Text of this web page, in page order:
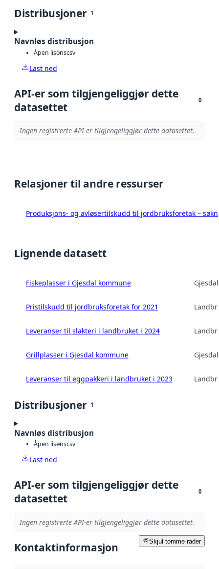
Distribusjoner 1
Navnløs distribusjon
Åpen lisenscsv
Last ned
API-er som tilgjengeliggjør dette
datasettet
0
Ingen registrerte API-er tilgjengeliggjør dette datasettet.
Relasjoner til andre ressurser
Produksjons- og avløsertilskudd til jordbruksforetak –
Lignende datasett
Fiskeplasser i Gjesdal kommune
Pristilskudd til jordbruksforetak for 2021
Leveranser til slakteri i landbruket i 2024
Grillplasser i Gjesdal kommune
Leveranser til eggpakkeri i landbruket i 2023
Distribusjoner 1
Navnløs distribusjon
Åpen lisenscsv
Last ned
API-er som tilgjengeliggjør dette
datasettet
0
Ingen registrerte API-er tilgjengeliggjør dette datasettet.
Skjul tomme rader
Kontaktinformasjon